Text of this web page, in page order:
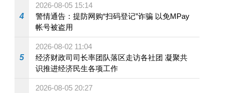
4
2026-08-05 15:14
警情通告：提防网购“扫码登记”诈骗 以免MPay
帐号被盗用
5
2026-08-02 11:04
经济财政司司长率团队落区走访各社团 凝聚共
识推进经济民生各项工作
2026-08-05 20:27